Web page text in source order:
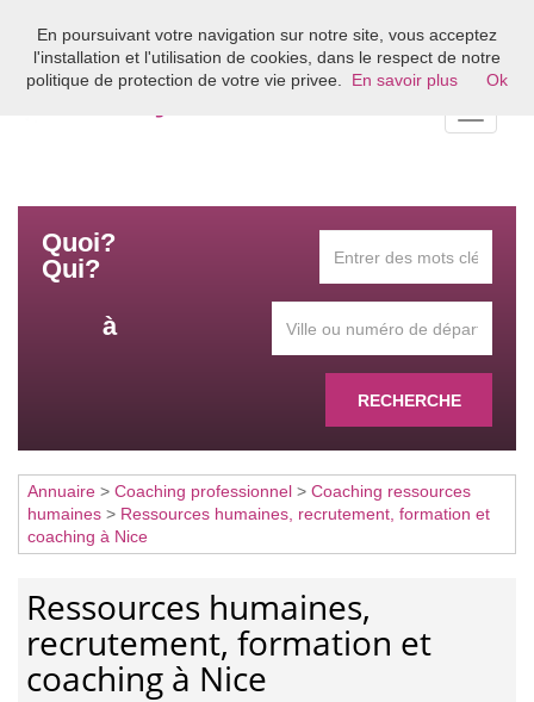
Bienvenue sur l'annuaire du coaching en France
Quoi?
Qui?
à
RECHERCHE
Annuaire > Coaching professionnel > Coaching ressources
humaines > Ressources humaines, recrutement, formation et
coaching à Nice
Ressources humaines,
recrutement, formation et
coaching à Nice
En poursuivant votre navigation sur notre site, vous acceptez
l'installation et l'utilisation de cookies, dans le respect de notre
politique de protection de votre vie privee.
En savoir plus Ok